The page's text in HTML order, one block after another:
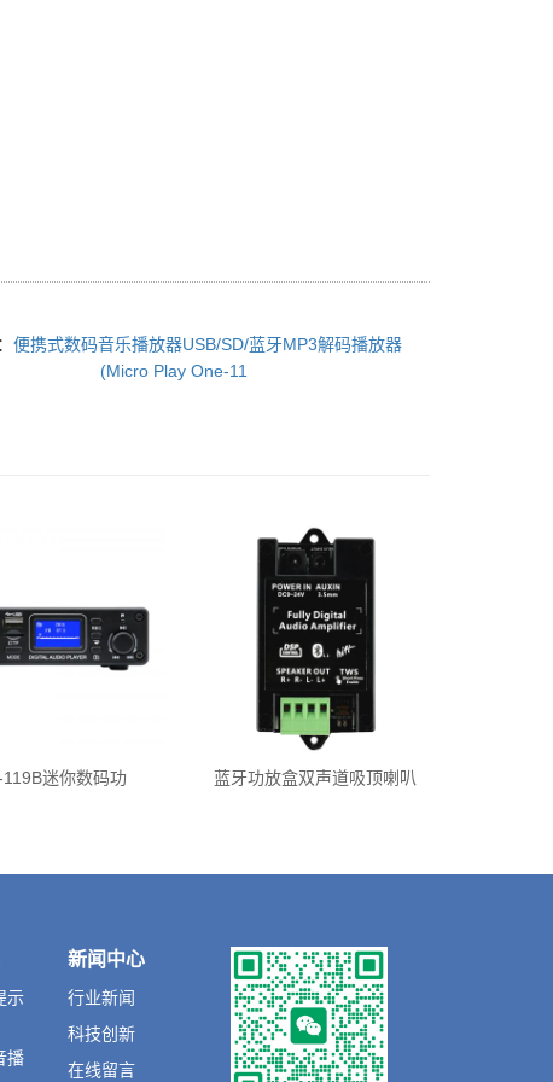
便携式数码音乐播放器USB/SD/蓝牙MP3解码播放器
(Micro Play One-11
119B迷你数码功 蓝牙功放盒双声道吸顶喇叭
示
播
新闻中心
行业新闻
科技创新
在线留言